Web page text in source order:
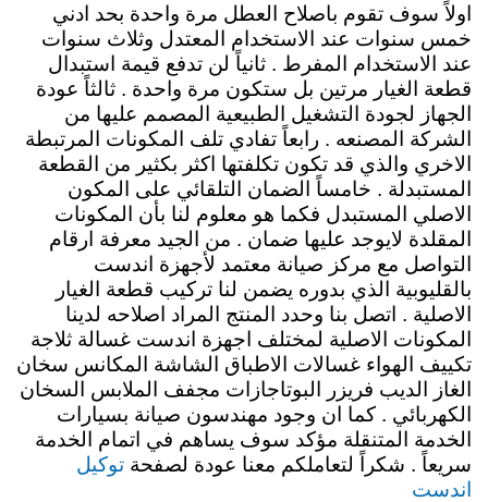
اولاً سوف تقوم باصلاح العطل مرة واحدة بحد ادني
خمس سنوات عند الاستخدام المعتدل وثلاث سنوات
عند الاستخدام المفرط . ثانياً لن تدفع قيمة استبدال
قطعة الغيار مرتين بل ستكون مرة واحدة . ثالثاً عودة
الجهاز لجودة التشغيل الطبيعية المصمم عليها من
الشركة المصنعه . رابعاً تفادي تلف المكونات المرتبطة
الاخري والذي قد تكون تكلفتها اكثر بكثير من القطعة
المستبدلة . خامساً الضمان التلقائي على المكون
الاصلي المستبدل فكما هو معلوم لنا بأن المكونات
المقلدة لايوجد عليها ضمان . من الجيد معرفة ارقام
التواصل مع مركز صيانة معتمد لأجهزة اندست
بالقليوبية الذي بدوره يضمن لنا تركيب قطعة الغيار
الاصلية . اتصل بنا وحدد المنتج المراد اصلاحه لدينا
المكونات الاصلية لمختلف اجهزة اندست غسالة ثلاجة
تكييف الهواء غسالات الاطباق الشاشة المكانس سخان
الغاز الديب فريزر البوتاجازات مجفف الملابس السخان
الكهربائي . كما ان وجود مهندسون صيانة بسيارات
الخدمة المتنقلة مؤكد سوف يساهم في اتمام الخدمة
سريعاً . شكراً لتعاملكم معنا عودة لصفحة توكيل
اندست